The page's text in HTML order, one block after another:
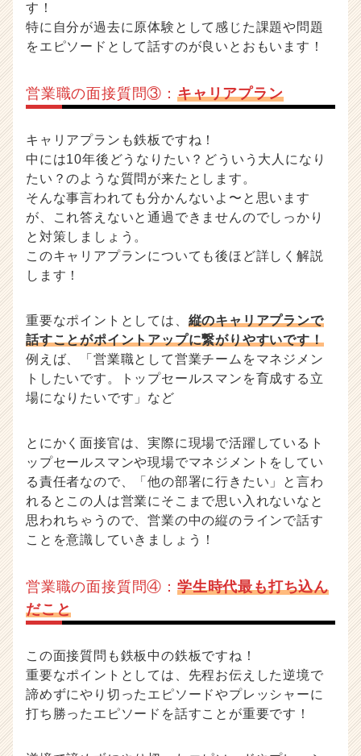
す！
特に自分が過去に原体験として感じた課題や問題
をエピソードとして話すのが良いとおもいます！
営業職の面接質問③： キャリアプラン
キャリアプランも鉄板ですね！
中には10年後どうなりたい？どういう大人になり
たい？のような質問が来たとします。
そんな事言われても分かんないよ〜と思います
が、これ答えないと通過できませんのでしっかり
と対策しましょう。
このキャリアプランについても後ほど詳しく解説
します！
重要なポイントとしては、 縦のキャリアプランで
話すことがポイントアップに繋がりやすいです！
例えば、「営業職として営業チームをマネジメン
トしたいです。トップセールスマンを育成する立
場になりたいです」など
とにかく面接官は、実際に現場で活躍しているト
ップセールスマンや現場でマネジメントをしてい
る責任者なので、「他の部署に行きたい」と言わ
れるとこの人は営業にそこまで思い入れないなと
思われちゃうので、営業の中の縦のラインで話す
ことを意識していきましょう！
営業職の面接質問④： 学生時代最も打ち込ん
だこと
この面接質問も鉄板中の鉄板ですね！
重要なポイントとしては、先程お伝えした逆境で
諦めずにやり切ったエピソードやプレッシャーに
打ち勝ったエピソードを話すことが重要です！